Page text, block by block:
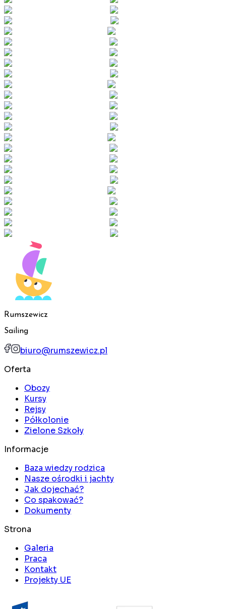
Rumszewicz
Sailing
biuro@rumszewicz.pl
Oferta
Obozy
Kursy
Rejsy
Półkolonie
Zielone Szkoły
Informacje
Baza wiedzy rodzica
Nasze ośrodki i jachty
Jak dojechać?
Co spakować?
Dokumenty
Strona
Galeria
Praca
Kontakt
Projekty UE